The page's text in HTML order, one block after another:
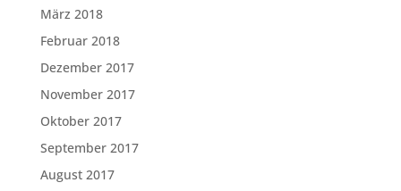
März 2018
Februar 2018
Dezember 2017
November 2017
Oktober 2017
September 2017
August 2017